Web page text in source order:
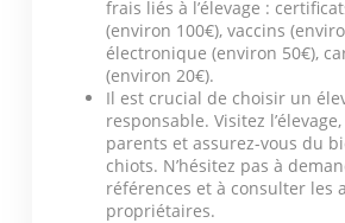
frais liés à l’élevage :
(environ 100€), vaccins
électronique (environ 50€),
(environ 20€).
Il est crucial de choisir un
responsable. Visitez
parents et assurez-vous du
chiots. N’hésitez pas à
références et à consulter les
propriétaires.